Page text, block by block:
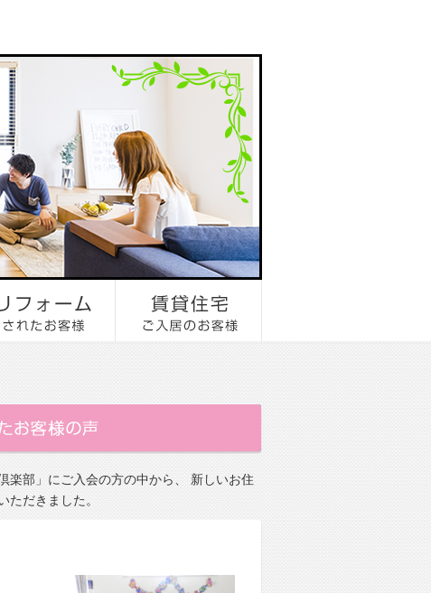
楽部」にご入会の方の中から、 新しいお住
ただきました。